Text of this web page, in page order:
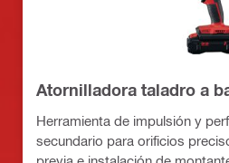
Atornilladora taladro a
Herramienta de impulsión y
secundario para orificios